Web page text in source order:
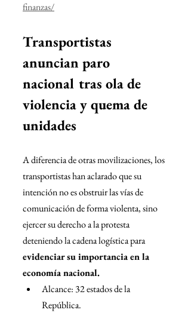
finanzas/
Transportistas
anuncian paro
nacional tras ola de
violencia y quema de
unidades
A diferencia de otras movilizaciones, los
transportistas han aclarado que su
intención no es obstruir las vías de
comunicación de forma violenta, sino
ejercer su derecho a la protesta
deteniendo la cadena logística para
evidenciar su importancia en la
economía nacional.
Alcance: 32 estados de la
República.